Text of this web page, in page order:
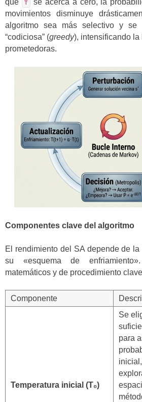
que
T
se acerca a cero, la
movimientos disminuye
algoritmo sea más selectivo y se
“codiciosa” (greedy), intensificando
prometedoras.
Componentes clave del algoritmo
El rendimiento del SA depende de
su «esquema de
matemáticos y de procedimiento
Componente
Temperatura inicial (T₀)
Se
para